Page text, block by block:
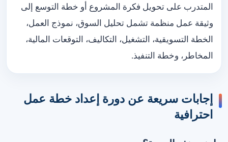
المتدرب على تحويل فكرة المشروع أو خطة التوسع إلى
وثيقة عمل منظمة تشمل تحليل السوق، نموذج العمل،
الخطة التسويقية، التشغيل، التكاليف، التوقعات المالية،
المخاطر، وخطة التنفيذ.
إجابات سريعة عن دورة إعداد خطة عمل
احترافية